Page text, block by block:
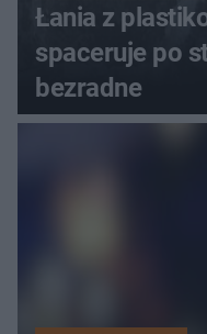
Łania z
spaceruje po
bezradne